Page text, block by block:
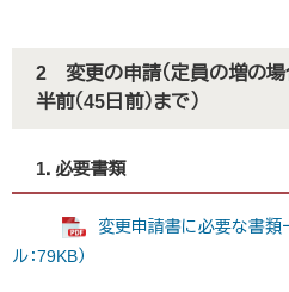
2 変更の申請（定員の増の場
半前（45日前）まで）
1．必要書類
変更申請書に必要な書類
ル：79KB）